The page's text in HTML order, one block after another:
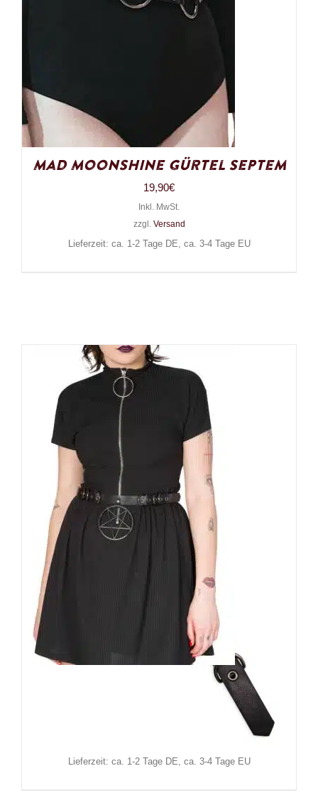
Mad Moonshine Gürtel Septem
19,90€
Inkl. MwSt.
zzgl. Versand
Lieferzeit: ca. 1-2 Tage DE, ca. 3-4 Tage EU
Banned Gürtel Enyo
Lieferzeit: ca. 1-2 Tage DE, ca. 3-4 Tage EU